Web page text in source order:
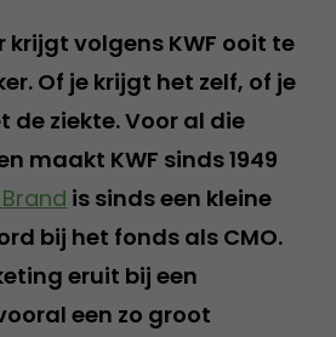
krijgt volgens KWF ooit te
Of je krijgt het zelf, of je
de ziekte. Voor al die
maakt KWF sinds 1949
is sinds een kleine
bij het fonds als CMO.
eruit bij een
een zo groot